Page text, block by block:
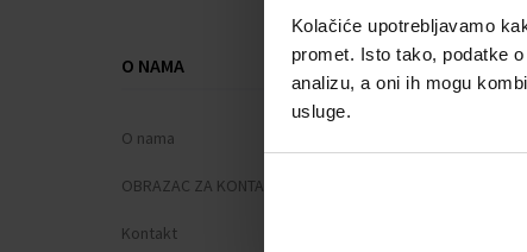
Kolačiće upotrebljavamo
promet. Isto tako, podatke
analizu, a oni ih mogu
usluge.
O NAMA
O nama
OBRAZAC ZA KONTAKT
Kontakt
SVE O